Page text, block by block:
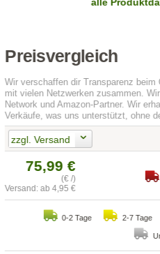
alle
Preisvergleich
Wir verschaffen dir Transparenz
mit vielen Netzwerken zusammen.
Network und Amazon-Partner. Wir
Verkäufe, was uns unterstützt, ohne
zzgl. Versand
75,99 €
(€ /)
Versand: ab 4,95 €
0-2 Tage 2-7 Tage